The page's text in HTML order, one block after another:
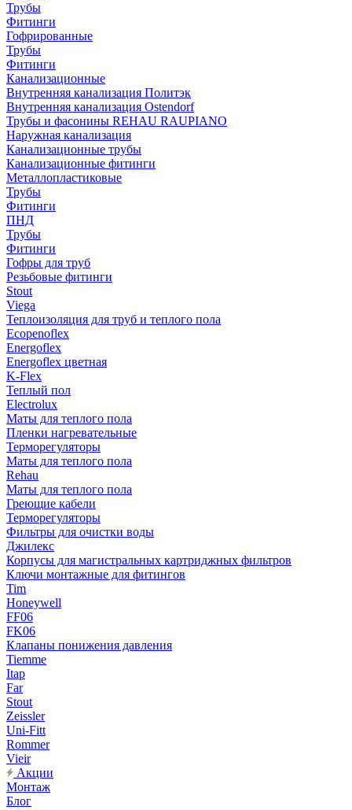
Трубы
Фитинги
Гофрированные
Трубы
Фитинги
Канализационные
Внутренняя канализация Политэк
Внутренняя канализация Ostendorf
Трубы и фасонины REHAU RAUPIANO
Наружная канализация
Канализационные трубы
Канализационные фитинги
Металлопластиковые
Трубы
Фитинги
ПНД
Трубы
Фитинги
Гофры для труб
Резьбовые фитинги
Stout
Viega
Теплоизоляция для труб и теплого пола
Ecopenoflex
Energoflex
Energoflex цветная
K-Flex
Теплый пол
Electrolux
Маты для теплого пола
Пленки нагревательные
Терморегуляторы
Маты для теплого пола
Rehau
Маты для теплого пола
Греющие кабели
Терморегуляторы
Фильтры для очистки воды
Джилекс
Корпусы для магистральных картриджных фильтров
Ключи монтажные для фитингов
Tim
Honeywell
FF06
FK06
Клапаны понижения давления
Tiemme
Itap
Far
Stout
Zeissler
Uni-Fitt
Rommer
Vieir
Акции
Монтаж
Блог